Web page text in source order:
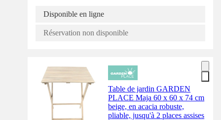
Disponible en ligne
Réservation non disponible
Table de jardin GARDEN
PLACE Maja 60 x 60 x 74 cm
beige, en acacia robuste,
pliable, jusqu'à 2 places assises